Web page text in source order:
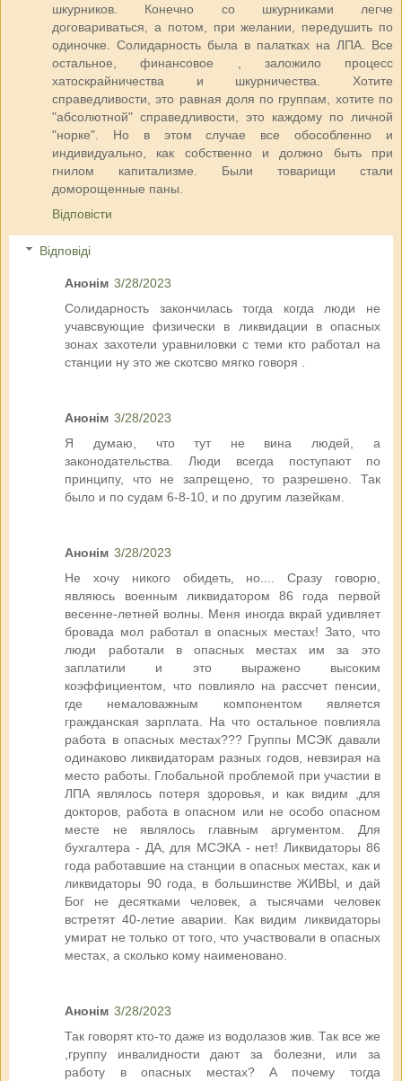
шкурников. Конечно со шкурниками легче
договариваться, а потом, при желании, передушить по
одиночке. Солидарность была в палатках на ЛПА. Все
остальное, финансовое , заложило процесс
хатоскрайничества и шкурничества. Хотите
справедливости, это равная доля по группам, хотите по
"абсолютной" справедливости, это каждому по личной
"норке". Но в этом случае все обособленно и
индивидуально, как собственно и должно быть при
гнилом капитализме. Были товарищи стали
доморощенные паны.
Відповісти
Відповіді
Анонім 3/28/2023
Солидарность закончилась тогда когда люди не
учавсвующие физически в ликвидации в опасных
зонах захотели уравниловки с теми кто работал на
станции ну это же скотсво мягко говоря .
Анонім 3/28/2023
Я думаю, что тут не вина людей, а
законодательства. Люди всегда поступают по
принципу, что не запрещено, то разрешено. Так
было и по судам 6-8-10, и по другим лазейкам.
Анонім 3/28/2023
Не хочу никого обидеть, но.... Сразу говорю,
являюсь военным ликвидатором 86 года первой
весенне-летней волны. Меня иногда вкрай удивляет
бровада мол работал в опасных местах! Зато, что
люди работали в опасных местах им за это
заплатили и это выражено высоким
коэффициентом, что повлияло на рассчет пенсии,
где немаловажным компонентом является
гражданская зарплата. На что остальное повлияла
работа в опасных местах??? Группы МСЭК давали
одинаково ликвидаторам разных годов, невзирая на
место работы. Глобальной проблемой при участии в
ЛПА являлось потеря здоровья, и как видим ,для
докторов, работа в опасном или не особо опасном
месте не являлось главным аргументом. Для
бухгалтера - ДА, для МСЭКА - нет! Ликвидаторы 86
года работавшие на станции в опасных местах, как и
ликвидаторы 90 года, в большинстве ЖИВЫ, и дай
Бог не десятками человек, а тысячами человек
встретят 40-летие аварии. Как видим ликвидаторы
умират не только от того, что участвовали в опасных
местах, а сколько кому наименовано.
Анонім 3/28/2023
Так говорят кто-то даже из водолазов жив. Так все же
,группу инвалидности дают за болезни, или за
работу в опасных местах? А почему тогда